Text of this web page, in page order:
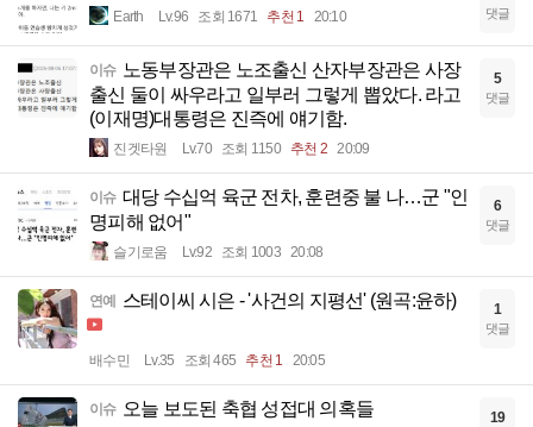
Earth Lv.96 조회 1671 추천 1 20:10 댓글
이슈 노동부장관은 노조출신 산자부장관은 사장
출신 둘이 싸우라고 일부러 그렇게 뽑았다. 라고
(이재명)대통령은 진즉에 얘기함.
진겟타원 Lv.70 조회 1150 추천 2 20:09
5
댓글
이슈 대당 수십억 육군 전차, 훈련중 불 나…군 "인
명피해 없어"
슬기로움 Lv.92 조회 1003 20:08
6
댓글
연예 스테이씨 시은 - '사건의 지평선' (원곡:윤하)
배수민 Lv.35 조회 465 추천 1 20:05
1
댓글
이슈 오늘 보도된 축협 성접대 의혹들 19